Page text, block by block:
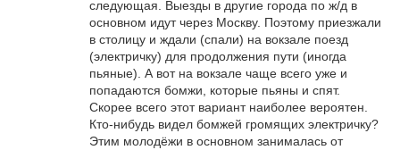
следующая. Выезды в другие города по ж/д в
основном идут через Москву. Поэтому приезжали
в столицу и ждали (спали) на вокзале поезд
(электричку) для продолжения пути (иногда
пьяные). А вот на вокзале чаще всего уже и
попадаются бомжи, которые пьяны и спят.
Скорее всего этот вариант наиболее вероятен.
Кто-нибудь видел бомжей громящих электричку?
Этим молодёжи в основном занималась от